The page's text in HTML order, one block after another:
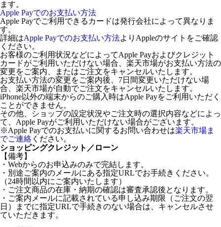
ます。
Apple Payでのお支払い方法
Apple Payでご利用できるカードは発行会社によって異なりま
す。
詳細はApple Payでのお支払い方法よりAppleのサイトをご確認
ください。
お客様のご利用状況などによってApple Payおよびクレジット
カードがご利用いただけない場合、楽天市場がお支払い方法の
変更をご案内、またはご注文をキャンセルいたします。
お支払い方法の変更をご案内後、7日間変更いただけない場
合、楽天市場が自動でご注文をキャンセルいたします。
iPhone以外の端末からのご購入時はApple Payをご利用いただく
ことができません。
その他、ショップの設定状況やご注文時の選択内容などによっ
て、Apple Payがご利用いただけない場合がございます。
※Apple Payでのお支払いに関するお問い合わせは楽天市場ま
でご連絡 ください。
ショッピングクレジット／ローン
【備考】
・Webからのお申込みのみで完結します。
・別途ご案内のメールにある指定URLでお手続きください。
（24時間以内にご案内いたします）
・ご注文商品の在庫・納期の確認は審査承認後となります。
・ご案内メールに記載されている申し込み期限（ご注文の翌
日）までに指定URLで手続きのない場合は、キャンセルさせ
ていただきます。